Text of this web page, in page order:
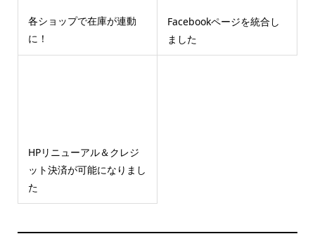
各ショップで在庫が連動
に！
Facebookページを統合し
ました
HPリニューアル＆クレジ
ット決済が可能になりまし
た